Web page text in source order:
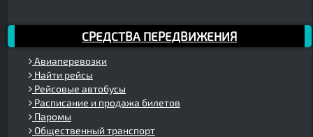
СРЕДСТВА ПЕРЕДВИЖЕНИЯ
Авиаперевозки
Найти рейсы
Рейсовые автобусы
Расписание и продажа билетов
Паромы
Общественный транспорт